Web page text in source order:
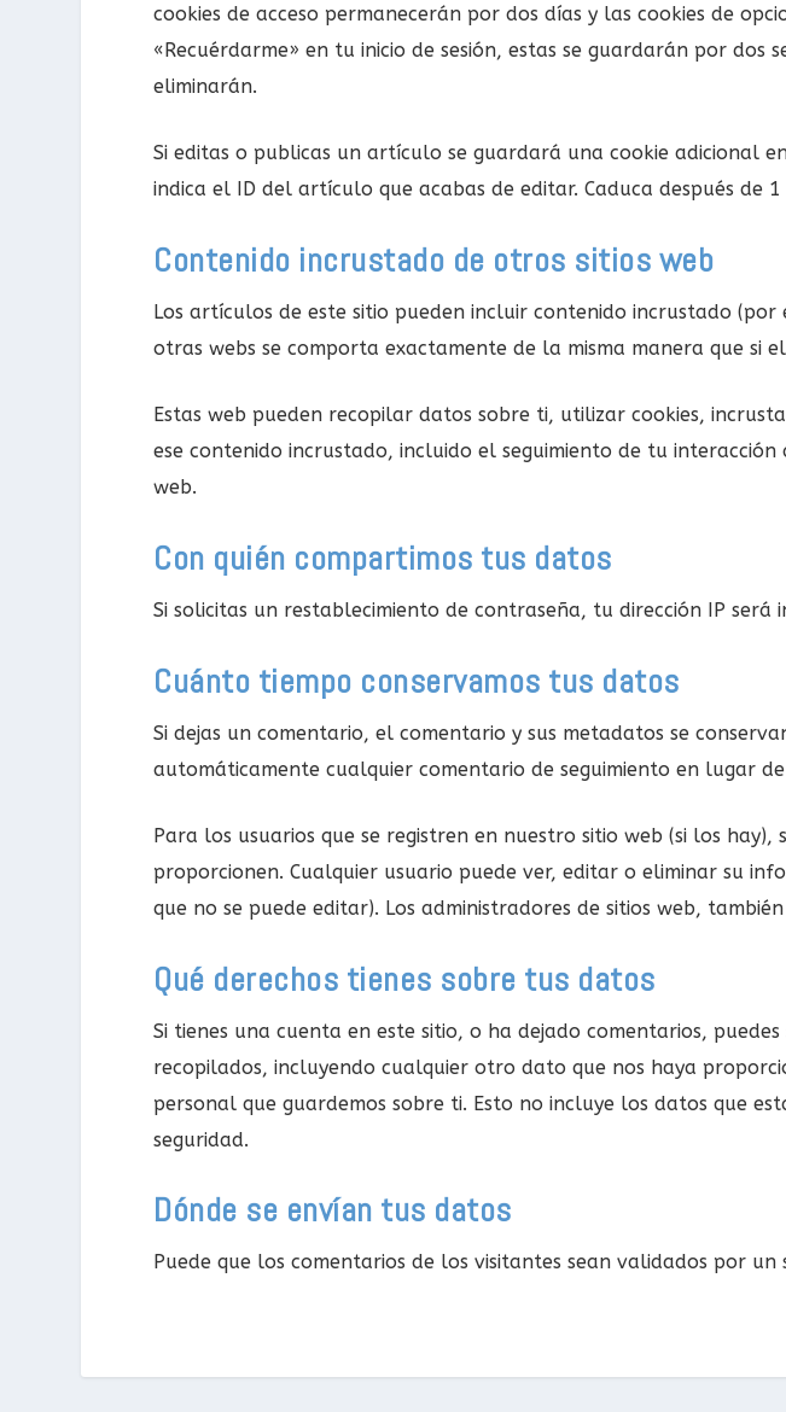
cookies de acceso permanecerán por dos días y las cookies de
«Recuérdarme» en tu inicio de sesión, estas se guardarán por dos
eliminarán.
Si editas o publicas un artículo se guardará una cookie adicional
indica el ID del artículo que acabas de editar. Caduca después de 1
Contenido incrustado de otros sitios web
Los artículos de este sitio pueden incluir contenido incrustado
otras webs se comporta exactamente de la misma manera que si
Estas web pueden recopilar datos sobre ti, utilizar cookies,
ese contenido incrustado, incluido el seguimiento de tu
web.
Con quién compartimos tus datos
Si solicitas un restablecimiento de contraseña, tu dirección IP
Cuánto tiempo conservamos tus datos
Si dejas un comentario, el comentario y sus metadatos se
automáticamente cualquier comentario de seguimiento en lugar
Para los usuarios que se registren en nuestro sitio web (si los
proporcionen. Cualquier usuario puede ver, editar o eliminar su
que no se puede editar). Los administradores de sitios web,
Qué derechos tienes sobre tus datos
Si tienes una cuenta en este sitio, o ha dejado comentarios,
recopilados, incluyendo cualquier otro dato que nos haya
personal que guardemos sobre ti. Esto no incluye los datos que
seguridad.
Dónde se envían tus datos
Puede que los comentarios de los visitantes sean validados por